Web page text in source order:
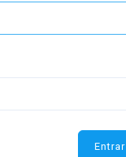
Entrar